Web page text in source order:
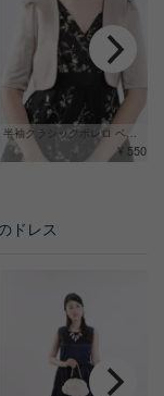
半袖クラシックボレロ ベージュ
¥ 550
ドレス